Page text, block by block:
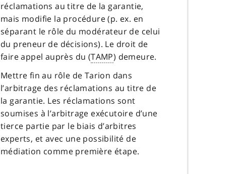
réclamations au titre de la garantie,
mais modifie la procédure (p. ex. en
séparant le rôle du modérateur de celui
du preneur de décisions). Le droit de
faire appel auprès du (TAMP) demeure.
Mettre fin au rôle de Tarion dans
l’arbitrage des réclamations au titre de
la garantie. Les réclamations sont
soumises à l’arbitrage exécutoire d’une
tierce partie par le biais d’arbitres
experts, et avec une possibilité de
médiation comme première étape.